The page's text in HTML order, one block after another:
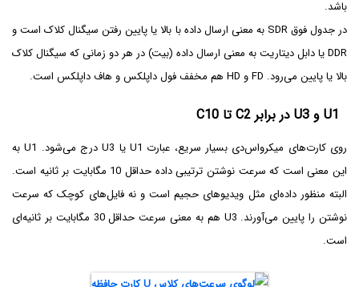
باشد.
در جدول فوق SDR به معنی ارسال داده با بالا یا پایین رفتن سیگنال کلاک است و
DDR یا دابل دیتاریت به معنی ارسال داده (بیت) در هر دو زمانی که سیگنال کلاک
بالا یا پایین می‌رود. FD و HD هم مخفف فول داپلکس و هاف داپلکس است.
U1 و U3 در برابر C2 تا C10
روی کارت‌های میکرو‌اس‌دی بسیار سریع، عبارت U1 یا U3 درج می‌شود. U1 به
این معنی است که سرعت نوشتن ترتیبی داده حداقل 10 مگابایت بر ثانیه است.
البته منظور داده‌ای مثل ویدیوهای حجیم است و نه فایل‌های کوچک که سرعت
نوشتن را پایین می‌آورند. U3 هم به معنی سرعت حداقل 30 مگابایت بر ثانیه‌ای
است.